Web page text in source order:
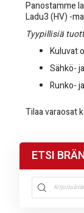
Panostamme
Ladu3 (HV) -
Tyypillisiä
Kuluvat
Sähkö-
Runko-
Tilaa varaosat
ETSI